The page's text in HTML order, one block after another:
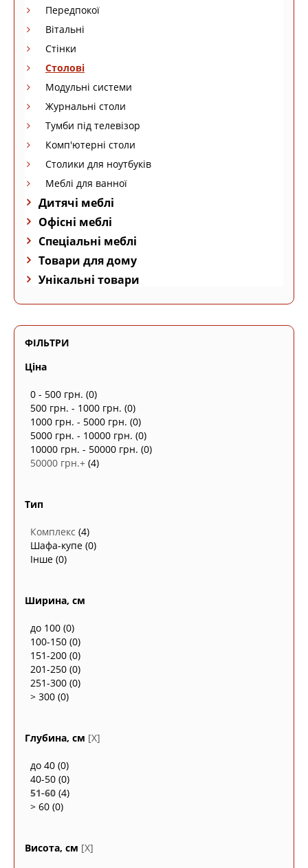
Передпокої
Вітальні
Стінки
Столові
Модульні системи
Журнальні столи
Тумби під телевізор
Комп'ютерні столи
Столики для ноутбуків
Меблі для ванної
Дитячі меблі
Офісні меблі
Спеціальні меблі
Товари для дому
Унікальні товари
ФІЛЬТРИ
Ціна
0 - 500 грн. (0)
500 грн. - 1000 грн. (0)
1000 грн. - 5000 грн. (0)
5000 грн. - 10000 грн. (0)
10000 грн. - 50000 грн. (0)
50000 грн.+ (4)
Тип
Комплекс (4)
Шафа-купе (0)
Інше (0)
Ширина, см
до 100 (0)
100-150 (0)
151-200 (0)
201-250 (0)
251-300 (0)
> 300 (0)
Глубина, см [X]
до 40 (0)
40-50 (0)
51-60 (4)
> 60 (0)
Висота, см [X]